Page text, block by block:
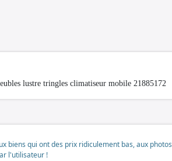
lustre tringles climatiseur mobile 21885172
biens qui ont des prix ridiculement bas, aux photos
l'utilisateur !